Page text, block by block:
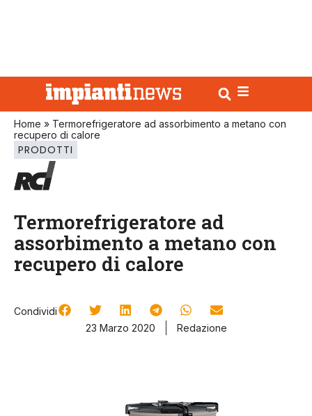
Home » Termorefrigeratore ad assorbimento a metano con
recupero di calore
PRODOTTI
Termorefrigeratore ad
assorbimento a metano con
recupero di calore
Condividi
23 Marzo 2020
Redazione